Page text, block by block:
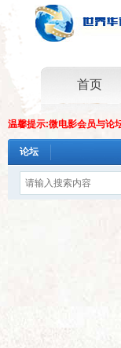
首页
温馨提示:微电影会员与论
论坛